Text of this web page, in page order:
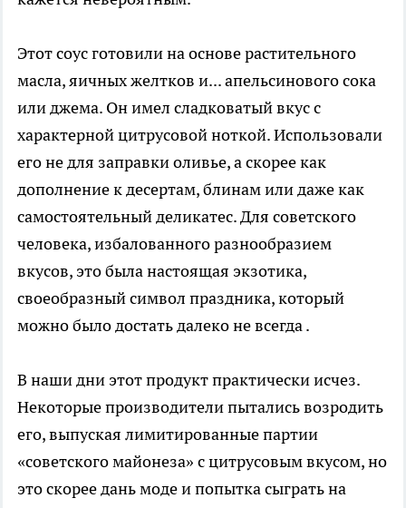
Этот соус готовили на основе растительного
масла, яичных желтков и... апельсинового сока
или джема. Он имел сладковатый вкус с
характерной цитрусовой ноткой. Использовали
его не для заправки оливье, а скорее как
дополнение к десертам, блинам или даже как
самостоятельный деликатес. Для советского
человека, избалованного разнообразием
вкусов, это была настоящая экзотика,
своеобразный символ праздника, который
можно было достать далеко не всегда .
В наши дни этот продукт практически исчез.
Некоторые производители пытались возродить
его, выпуская лимитированные партии
«советского майонеза» с цитрусовым вкусом, но
это скорее дань моде и попытка сыграть на